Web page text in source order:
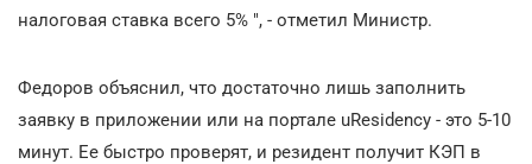
налоговая ставка всего 5% ", - отметил Министр.
Федоров объяснил, что достаточно лишь заполнить
заявку в приложении или на портале uResidency - это 5-10
минут. Ее быстро проверят, и резидент получит КЭП в